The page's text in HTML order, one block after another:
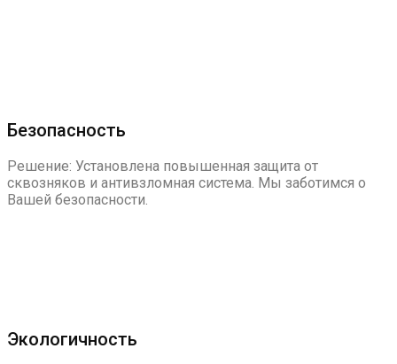
Безопасность
Решение: Установлена повышенная защита от
сквозняков и антивзломная система. Мы заботимся о
Вашей безопасности.
Экологичность